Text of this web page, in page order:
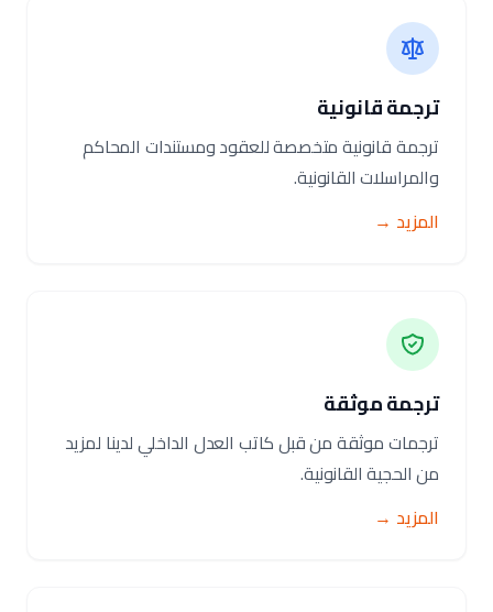
ترجمة قانونية
ترجمة قانونية متخصصة للعقود ومستندات المحاكم
والمراسلات القانونية.
المزيد →
ترجمة موثقة
ترجمات موثقة من قبل كاتب العدل الداخلي لدينا لمزيد
من الحجية القانونية.
المزيد →